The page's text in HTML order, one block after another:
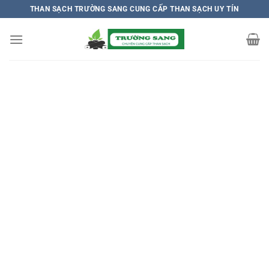
Chuyển
đến
nội
THAN SẠCH TRƯỜNG SANG CUNG CẤP THAN SẠCH UY TÍN